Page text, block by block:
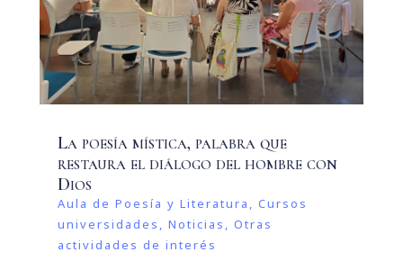
La poesía mística, palabra que
restaura el diálogo del hombre con
Dios
Aula de Poesía y Literatura , Cursos
universidades , Noticias , Otras
actividades de interés